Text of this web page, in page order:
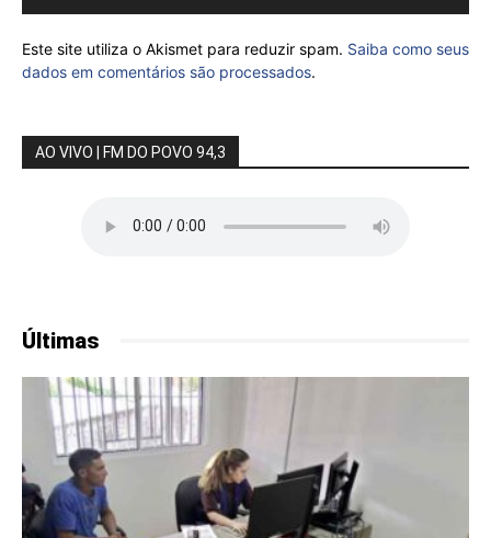
Este site utiliza o Akismet para reduzir spam. Saiba como seus
dados em comentários são processados.
AO VIVO | FM DO POVO 94,3
Últimas